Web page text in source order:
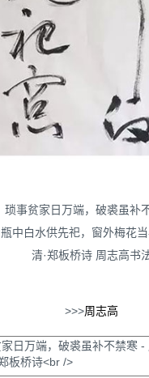
琐事贫家日万端，破裘虽补
瓶中白水供先祀，窗外梅花当
清·郑板桥诗 周志高书
>>>周志高